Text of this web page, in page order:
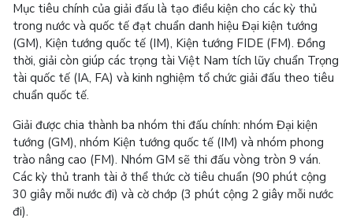
Mục tiêu chính của giải đấu là tạo điều kiện cho các kỳ thủ
trong nước và quốc tế đạt chuẩn danh hiệu Đại kiện tướng
(GM), Kiện tướng quốc tế (IM), Kiện tướng FIDE (FM). Đồng
thời, giải còn giúp các trọng tài Việt Nam tích lũy chuẩn Trọng
tài quốc tế (IA, FA) và kinh nghiệm tổ chức giải đấu theo tiêu
chuẩn quốc tế.
Giải được chia thành ba nhóm thi đấu chính: nhóm Đại kiện
tướng (GM), nhóm Kiện tướng quốc tế (IM) và nhóm phong
trào nâng cao (FM). Nhóm GM sẽ thi đấu vòng tròn 9 ván.
Các kỳ thủ tranh tài ở thể thức cờ tiêu chuẩn (90 phút cộng
30 giây mỗi nước đi) và cờ chớp (3 phút cộng 2 giây mỗi nước
đi).